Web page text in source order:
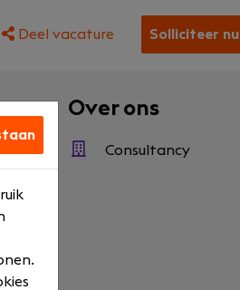
Deel vacature Solliciteer nu
Over ons
Consultancy